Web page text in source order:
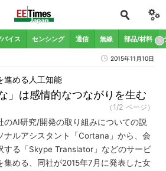
イス センシング 通信 無線 部品/材料
2015年11月10日
」は感情的なつながりを生む
進める人工知能
（1/2 ページ）
のAI研究/開発の取り組みについての説
ナルアシスタント「Cortana」から、会
する「Skype Translator」などのサービ
集める、同社が2015年7月に発表した女